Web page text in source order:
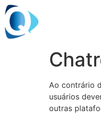
Ao contrário
usuários
outras